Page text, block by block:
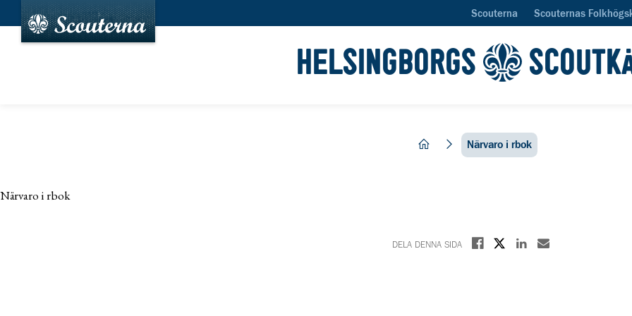
Scouterna Scouternas
HELSINGBORGS
hem Närvaro i rbok
Närvaro i rbok
DELA DENNA SIDA Dela på Facebook
Dela på XDela på Linkedin
Dela med E-post